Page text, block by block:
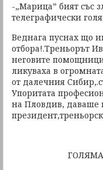
-„Марица” бият със
телеграфически
Веднага пуснах що
отбора!.Треньорът
неговите
ликуваха в
от далечния
Упоритата
на Пловдив, даваше
ГОЛЯМАТА